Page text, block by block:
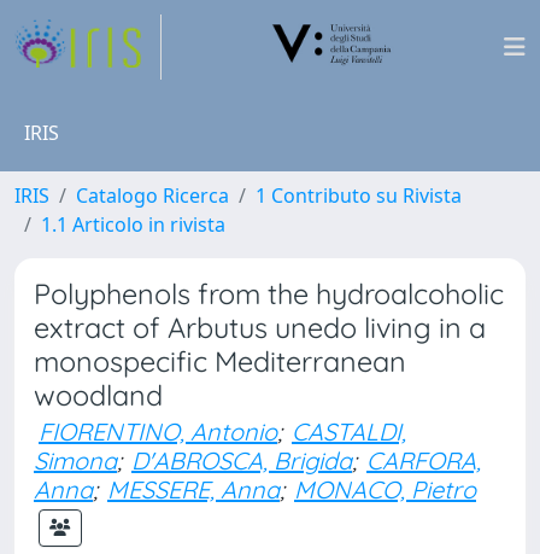
IRIS
IRIS Catalogo Ricerca
1 Contributo su Rivista
1.1 Articolo in rivista
Polyphenols from the hydroalcoholic
extract of Arbutus unedo living in a
monospecific Mediterranean
woodland
FIORENTINO, Antonio; CASTALDI,
Simona; D'ABROSCA, Brigida; CARFORA,
Anna; MESSERE, Anna; MONACO, Pietro